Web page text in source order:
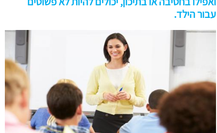
עבור הילד.